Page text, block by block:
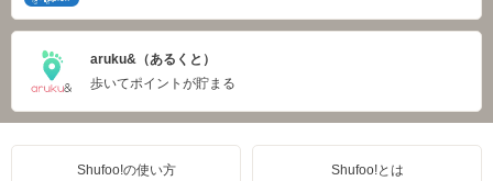
aruku&（あるくと）
歩いてポイントが貯まる
Shufoo!の使い方 Shufoo!とは